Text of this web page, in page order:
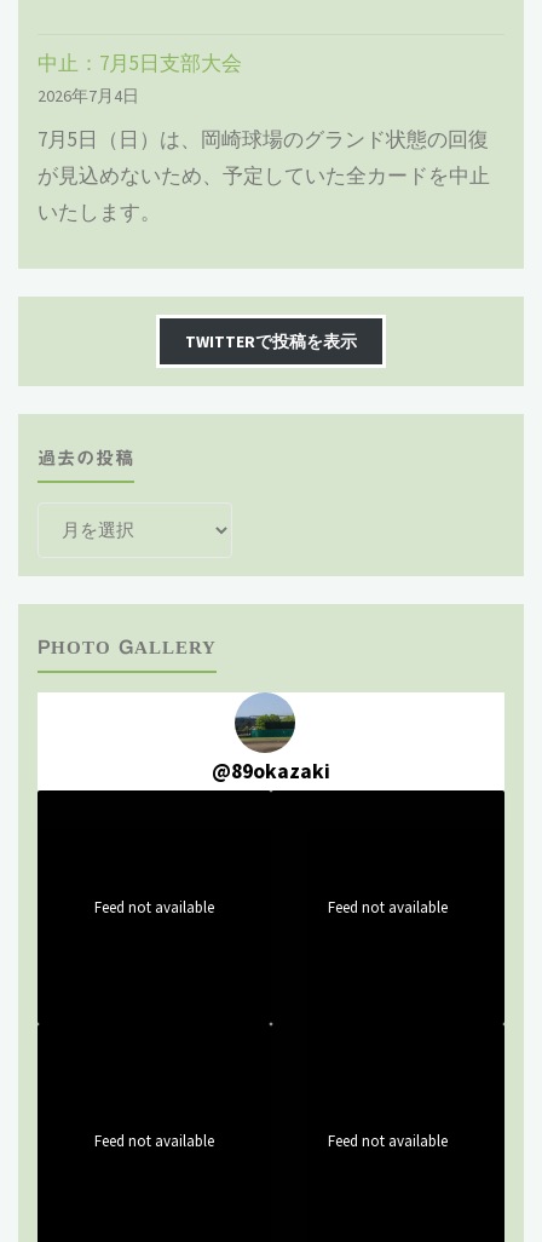
中止：7月5日支部大会
2026年7月4日
7月5日（日）は、岡崎球場のグランド状態の回復
が見込めないため、予定していた全カードを中止
いたします。
TWITTERで投稿を表示
過去の投稿
去
の
稿
PHOTO GALLERY
@89okazaki
Feed not available Feed not available
Feed not available Feed not available